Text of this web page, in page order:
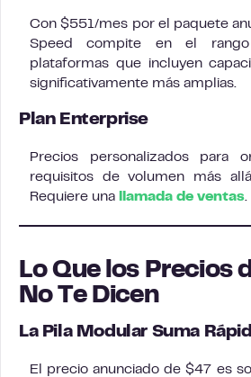
Con $551/mes por el paquete
Speed compite en el
plataformas que incluyen
significativamente más amplias.
Plan Enterprise
Precios personalizados para
requisitos de volumen más
Requiere una
llamada de ventas.
Lo Que los Precios
No Te Dicen
La Pila Modular Suma
El precio anunciado de $47 es